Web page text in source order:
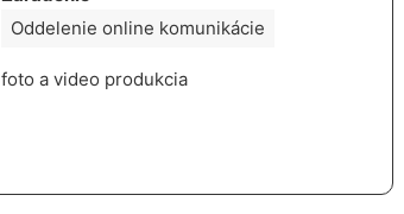
Oddelenie online komunikácie
foto a video produkcia